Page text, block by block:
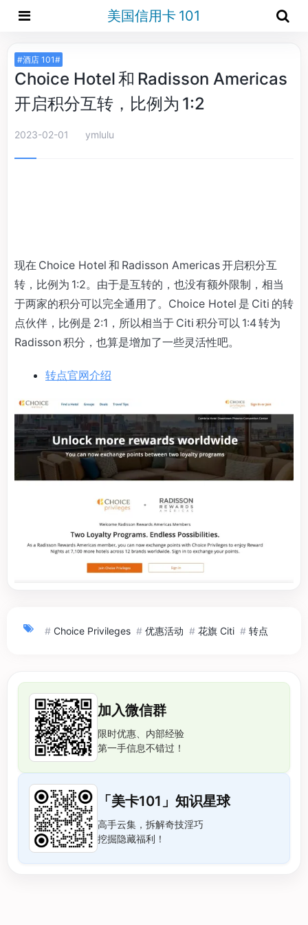
美国信用卡 101
#酒店 101#
Choice Hotel 和 Radisson Americas
开启积分互转，比例为 1:2
2023-02-01 ymlulu
现在 Choice Hotel 和 Radisson Americas 开启积分互
转，比例为 1:2。由于是互转的，也没有额外限制，相当
于两家的积分可以完全通用了。Choice Hotel 是 Citi 的转
点伙伴，比例是 2:1，所以相当于 Citi 积分可以 1:4 转为
Radisson 积分，也算是增加了一些灵活性吧。
转点官网介绍
# Choice Privileges # 优惠活动 # 花旗 Citi # 转点
加入微信群
限时优惠、内部经验
第一手信息不错过！
「美卡101」知识星球
高手云集，拆解奇技淫巧
挖掘隐藏福利！